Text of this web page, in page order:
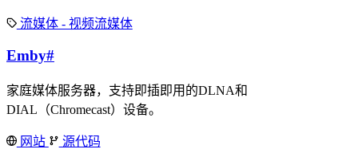
流媒体 - 视频流媒体
Emby#
家庭媒体服务器，支持即插即用的DLNA和
DIAL（Chromecast）设备。
网站 源代码